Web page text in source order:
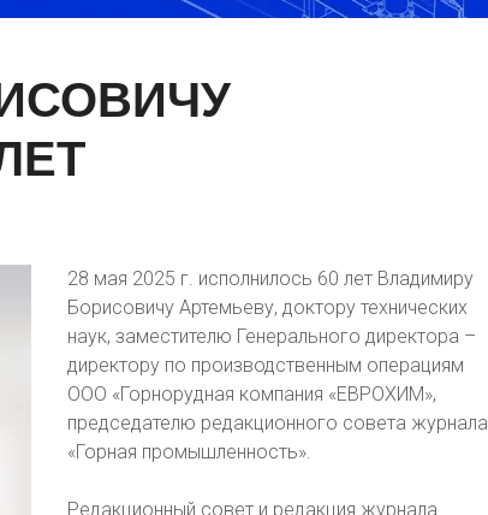
28 мая 2025 г. исполнилось 60 лет Владимиру
Борисовичу Артемьеву, доктору технических
наук, заместителю Генерального директора –
директору по производственным операциям
ООО «Горнорудная компания «ЕВРОХИМ»,
председателю редакционного совета журнала
«Горная промышленность».
Редакционный совет и редакция журнала